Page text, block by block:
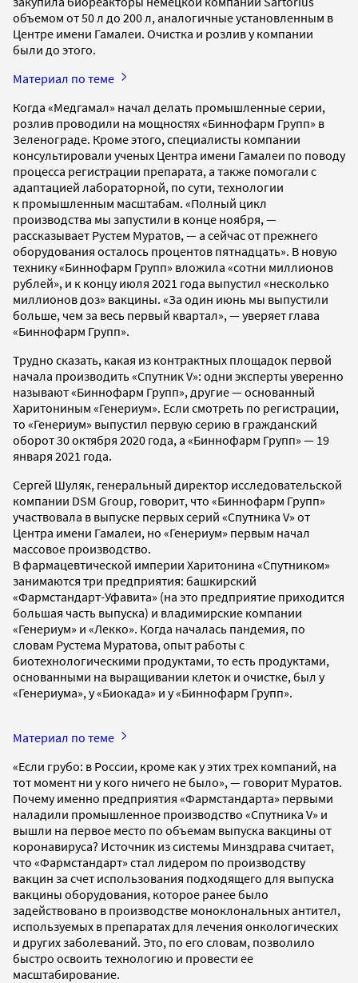
объемом от 50 л до 200 л, аналогичные установленным в
Центре имени Гамалеи. Очистка и розлив у компании
были до этого.
Материал по теме
Когда «Медгамал» начал делать промышленные серии,
розлив проводили на мощностях «Биннофарм Групп» в
Зеленограде. Кроме этого, специалисты компании
консультировали ученых Центра имени Гамалеи по поводу
процесса регистрации препарата, а также помогали с
адаптацией лабораторной, по сути, технологии
к промышленным масштабам. «Полный цикл
производства мы запустили в конце ноября, —
рассказывает Рустем Муратов, — а сейчас от прежнего
оборудования осталось процентов пятнадцать». В новую
технику «Биннофарм Групп» вложила «сотни миллионов
рублей», и к концу июля 2021 года выпустил «несколько
миллионов доз» вакцины. «За один июнь мы выпустили
больше, чем за весь первый квартал», — уверяет глава
«Биннофарм Групп».
Трудно сказать, какая из контрактных площадок первой
начала производить «Спутник V»: одни эксперты уверенно
называют «Биннофарм Групп», другие — основанный
Харитониным «Генериум». Если смотреть по регистрации,
то «Генериум» выпустил первую серию в гражданский
оборот 30 октября 2020 года, а «Биннофарм Групп» — 19
января 2021 года.
Сергей Шуляк, генеральный директор исследовательской
компании DSM Group, говорит, что «Биннофарм Групп»
участвовала в выпуске первых серий «Спутника V» от
Центра имени Гамалеи, но «Генериум» первым начал
массовое производство.
В фармацевтической империи Харитонина «Спутником»
занимаются три предприятия: башкирский
«Фармстандарт-Уфавита» (на это предприятие приходится
большая часть выпуска) и владимирские компании
«Генериум» и «Лекко». Когда началась пандемия, по
словам Рустема Муратова, опыт работы с
биотехнологическими продуктами, то есть продуктами,
основанными на выращивании клеток и очистке, был у
«Генериума», у «Биокада» и у «Биннофарм Групп».
Материал по теме
«Если грубо: в России, кроме как у этих трех компаний, на
тот момент ни у кого ничего не было», — говорит Муратов.
Почему именно предприятия «Фармстандарта» первыми
наладили промышленное производство «Спутника V» и
вышли на первое место по объемам выпуска вакцины от
коронавируса? Источник из системы Минздрава считает,
что «Фармстандарт» стал лидером по производству
вакцин за счет использования подходящего для выпуска
вакцины оборудования, которое ранее было
задействовано в производстве моноклональных антител,
используемых в препаратах для лечения онкологических
и других заболеваний. Это, по его словам, позволило
быстро освоить технологию и провести ее
масштабирование.